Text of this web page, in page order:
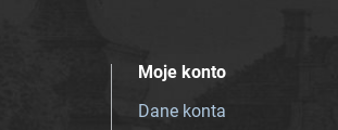
Moje konto
Dane konta